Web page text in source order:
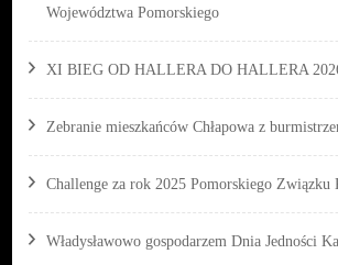
Województwa Pomorskiego
XI BIEG OD HALLERA DO HALLERA
Zebranie mieszkańców Chłapowa z
Challenge za rok 2025 Pomorskiego Związku
Władysławowo gospodarzem Dnia Jedności